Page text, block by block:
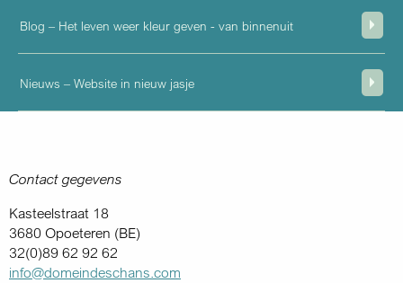
Blog – Het leven weer kleur geven - van binnenuit
Nieuws – Website in nieuw jasje
Contact gegevens
Kasteelstraat 18
3680 Opoeteren (BE)
32(0)89 62 92 62
info@domeindeschans.com